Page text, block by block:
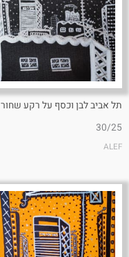
תל אביב לבן וכסף על רקע שחור
30/25
ALEF